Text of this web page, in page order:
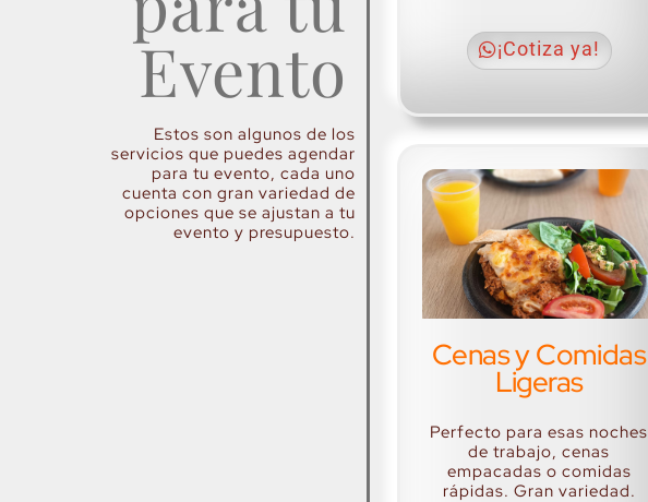
Evento
Estos son algunos de los
servicios que puedes agendar
para tu evento, cada uno
cuenta con gran variedad de
opciones que se ajustan a tu
evento y presupuesto.
¡Cotiza ya!
Cenas y Comidas
Ligeras
Perfecto para esas noches
de trabajo, cenas
empacadas o comidas
rápidas. Gran variedad.